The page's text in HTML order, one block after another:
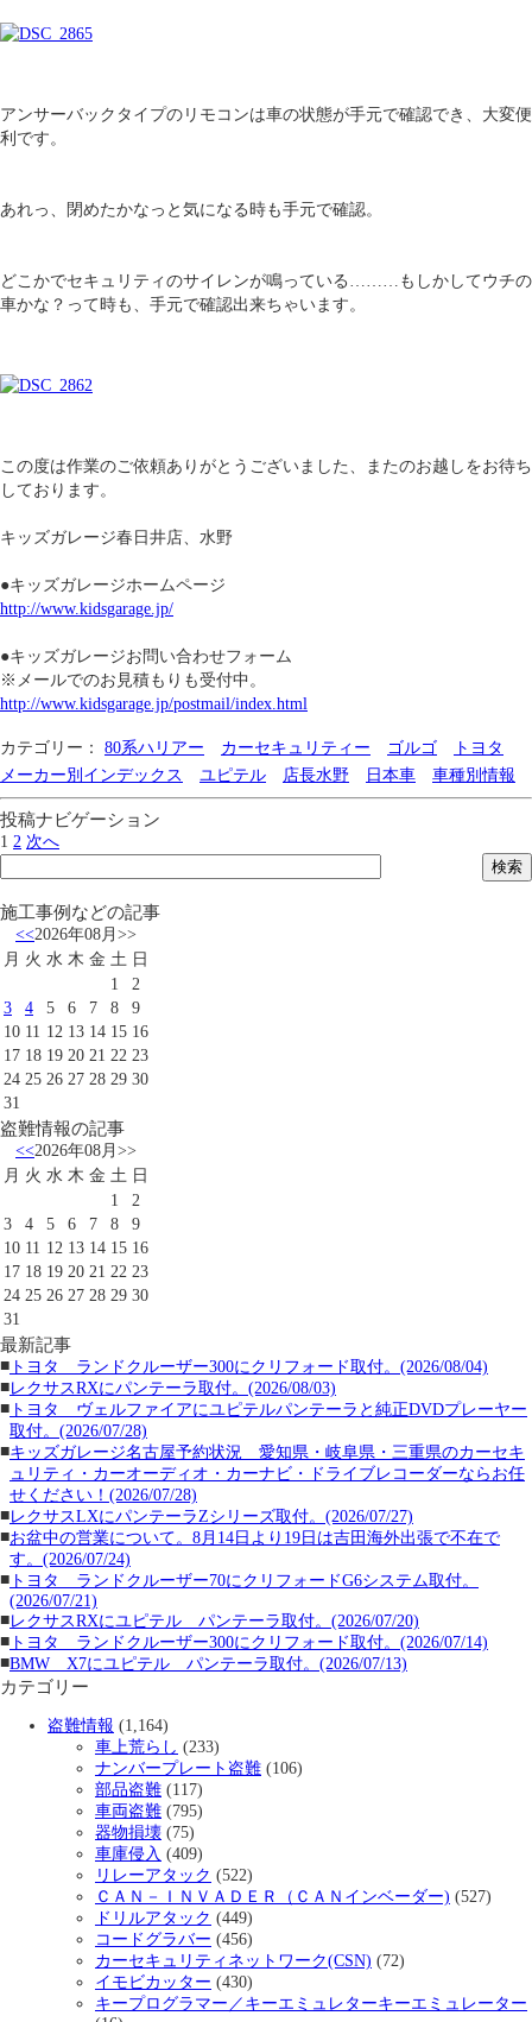
アンサーバックタイプのリモコンは車の状態が手元で確認でき、大変便
利です。
あれっ、閉めたかなっと気になる時も手元で確認。
どこかでセキュリティのサイレンが鳴っている………もしかしてウチの
車かな？って時も、手元で確認出来ちゃいます。
この度は作業のご依頼ありがとうございました、またのお越しをお待ち
しております。
キッズガレージ春日井店、水野
●キッズガレージホームページ
http://www.kidsgarage.jp/
●キッズガレージお問い合わせフォーム
※メールでのお見積もりも受付中。
http://www.kidsgarage.jp/postmail/index.html
カテゴリー： 80系ハリアー カーセキュリティー ゴルゴ
トヨタ
メーカー別インデックス
ユピテル 店長水野 日本車 車種別情報
投稿ナビゲーション
1 2 次へ
施工事例などの記事
<<2026年08月 >>
月 火 水 木 金 土 日
1
2
3
4 5 6 7 8
9
10 11 12 13 14 15 16
17 18 19 20 21 22 23
24 25 26 27 28 29 30
31
盗難情報の記事
<<2026年08月 >>
月 火 水 木 金 土 日
1
2
3
4 5 6 7 8
9
10 11 12 13 14 15 16
17 18 19 20 21 22 23
24 25 26 27 28 29 30
31
最新記事
■ トヨタ ランドクルーザー300にクリフォード取付。(2026/08/04)
■レクサスRXにパンテーラ取付。(2026/08/03)
■ トヨタ ヴェルファイアにユピテルパンテーラと純正DVDプレーヤー
取付。(2026/07/28)
■キッズガレージ名古屋予約状況 愛知県・岐阜県・三重県のカーセキ
ュリティ・カーオーディオ・カーナビ・ドライブレコーダーならお任
せください！(2026/07/28)
■レクサスLXにパンテーラZシリーズ取付。(2026/07/27)
■お盆中の営業について。8月14日より19日は吉田海外出張で不在で
す。(2026/07/24)
■ トヨタ ランドクルーザー70にクリフォードG6システム取付。
(2026/07/21)
■レクサスRXにユピテル パンテーラ取付。(2026/07/20)
■ トヨタ ランドクルーザー300にクリフォード取付。(2026/07/14)
■BMW X7にユピテル パンテーラ取付。(2026/07/13)
カテゴリー
盗難情報 (1,164)
車上荒らし (233)
ナンバープレート盗難 (106)
部品盗難 (117)
車両盗難 (795)
器物損壊 (75)
車庫侵入 (409)
リレーアタック (522)
ＣＡＮ－ＩＮＶＡＤＥＲ（ＣＡＮインベーダー) (527)
ドリルアタック (449)
コードグラバー (456)
カーセキュリティネットワーク(CSN) (72)
イモビカッター (430)
キープログラマー／キーエミュレターキーエミュレーター